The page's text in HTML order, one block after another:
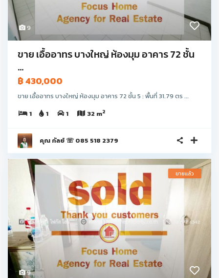
9
ขาย เอื้ออาทร บางใหญ่ ห้องมุม อาคาร 72 ชั้น
...
฿ 430,000
ขาย เอื้ออาทร บางใหญ่ ห้องมุม อาคาร 72 ชั้น 5 : พื้นที่ 31.79 ตร ...
1
1 1 32 m2
คุณ กัลย์ ☏ 085 518 2379
9
ขายแล้ว